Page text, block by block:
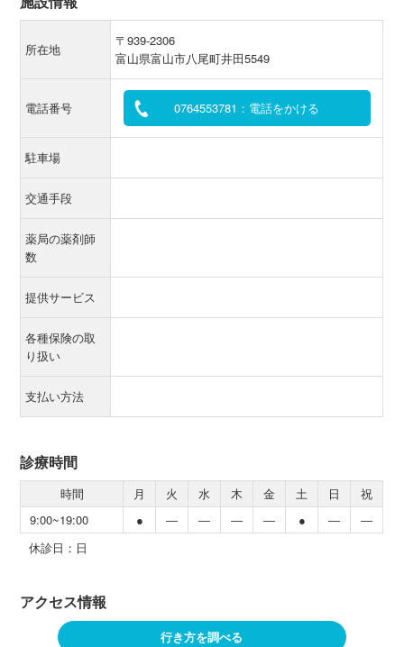
所在地
〒939-2306
富山県富山市八尾町井田5549
電話番号 0764553781：電話をかける
駐車場
交通手段
薬局の薬剤師
数
提供サービス
各種保険の取
り扱い
支払い方法
診療時間
時間 月 火 水 木 金 土 日
祝
9:00~19:00
● ― ― ― ― ● ―
―
休診日：日
アクセス情報
行き方を調べる